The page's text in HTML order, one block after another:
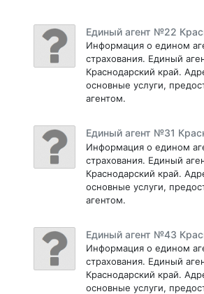
Единый агент №22
Информация о едином
страхования. Единый
Краснодарский край.
основные услуги,
агентом.
Единый агент №31
Информация о едином
страхования. Единый
Краснодарский край.
основные услуги,
агентом.
Единый агент №43
Информация о едином
страхования. Единый
Краснодарский край.
основные услуги,